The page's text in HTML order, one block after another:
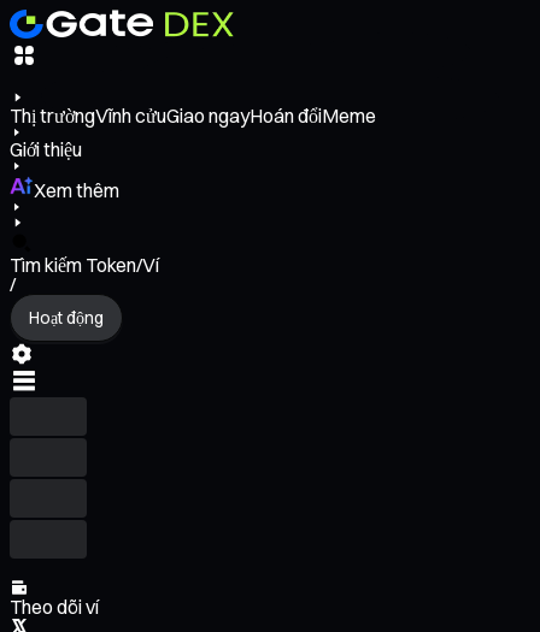
Thị trườngVĩnh cửuGiao ngayHoán đổiMeme
Giới thiệu
Xem thêm
Tìm kiếm Token/Ví
/
Hoạt động
Theo dõi ví